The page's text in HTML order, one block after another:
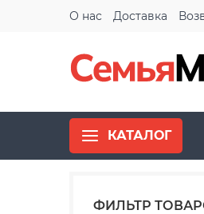
О нас Доставка
КАТАЛОГ
ФИЛЬТР